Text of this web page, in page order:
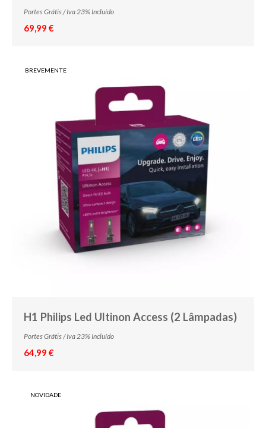
Portes Grátis / Iva 23% Incluído
69,99 €
BREVEMENTE
H1 Philips Led Ultinon Access (2 Lâmpadas)
Portes Grátis / Iva 23% Incluído
64,99 €
NOVIDADE